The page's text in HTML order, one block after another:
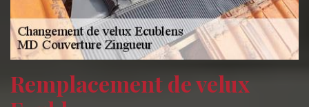
Remplacement de velux